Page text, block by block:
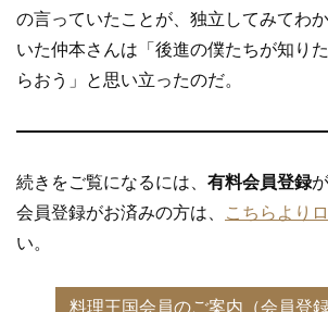
の言っていたことが、独立してみてわ
いた仲本さんは「後進の僕たちが知り
らおう」と思い立ったのだ。
続きをご覧になるには、 有料会員登録
会員登録がお済みの方は、
こちらより
い。